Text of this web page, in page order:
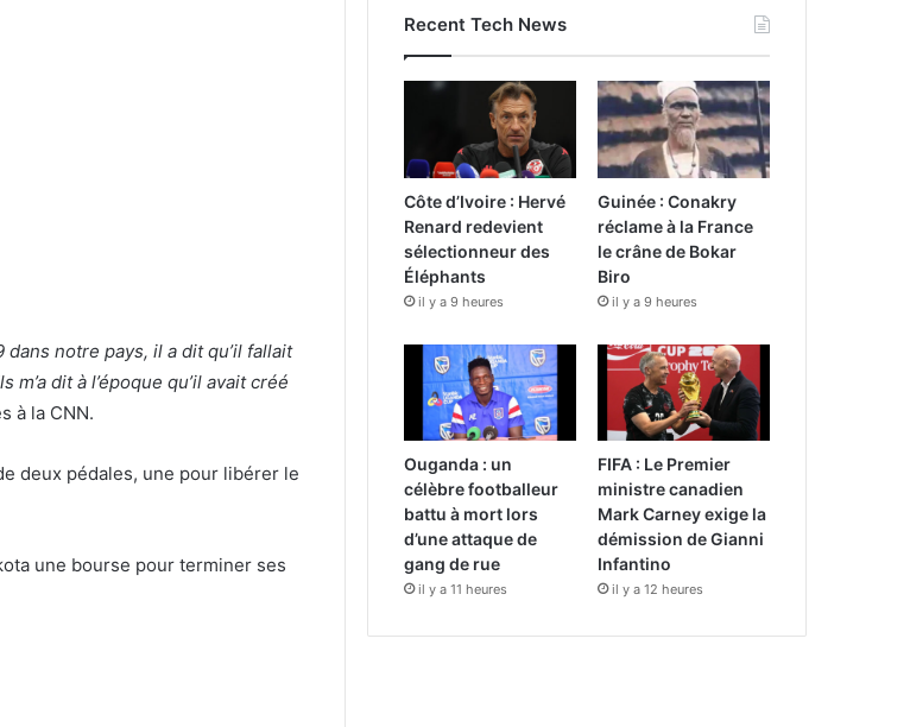
notre pays, il a dit qu’il fallait
dit à l’époque qu’il avait créé
à la CNN.
deux pédales, une pour libérer le
une bourse pour terminer ses
Recent Tech News
Côte d’Ivoire : Hervé
Renard redevient
sélectionneur des
Éléphants
il y a 9 heures
Guinée : Conakry
réclame à la France
le crâne de Bokar
Biro
il y a 9 heures
Ouganda : un
célèbre footballeur
battu à mort lors
d’une attaque de
gang de rue
il y a 11 heures
FIFA : Le Premier
ministre canadien
Mark Carney exige la
démission de Gianni
Infantino
il y a 12 heures